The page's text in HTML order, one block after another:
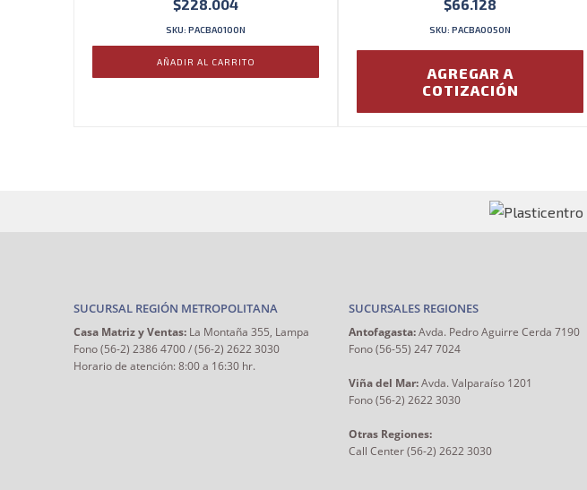
$228.004
SKU: PACBA0100N
AÑADIR AL CARRITO
$66.128
SKU: PACBA0050N
AGREGAR A
COTIZACIÓN
SUCURSAL REGIÓN METROPOLITANA
Casa Matriz y Ventas: La Montaña 355, Lampa
Fono (56-2) 2386 4700 / (56-2) 2622 3030
Horario de atención: 8:00 a 16:30 hr.
SUCURSALES REGIONES
Antofagasta:Avda. Pedro Aguirre Cerda 7190
Fono (56-55) 247 7024
Viña del Mar:Avda. Valparaíso 1201
Fono (56-2) 2622 3030
Otras Regiones:
Call Center (56-2) 2622 3030